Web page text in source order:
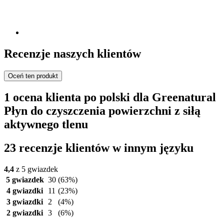
Recenzje naszych klientów
Oceń ten produkt
1 ocena klienta po polski dla Greenatural
Płyn do czyszczenia powierzchni z siłą
aktywnego tlenu
23 recenzje klientów w innym języku
4,4 z 5 gwiazdek
5 gwiazdek 30 (63%)
4 gwiazdki
11 (23%)
3 gwiazdki
2
(4%)
2 gwiazdki 3 (6%)